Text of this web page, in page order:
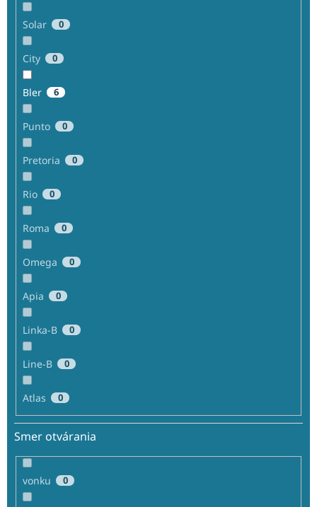
Solar 0
City 0
Bler 6
Punto 0
Pretoria 0
Rio 0
Roma 0
Omega 0
Apia 0
Linka-B 0
Line-B 0
Atlas 0
Smer otvárania
vonku 0